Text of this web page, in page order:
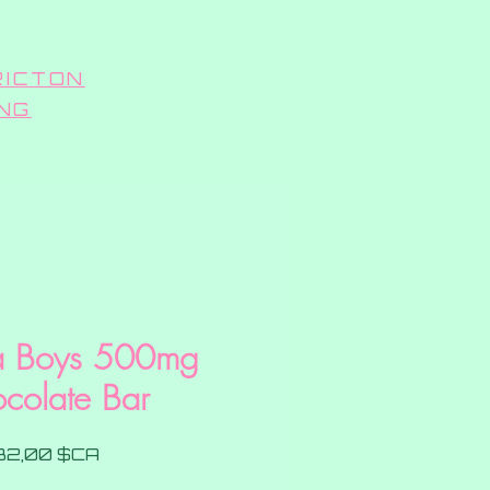
Boys 500mg
Bar
$CAPrix